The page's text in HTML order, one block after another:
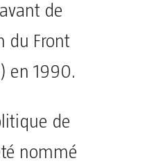
de
du Front
en 1990.
de
nommé